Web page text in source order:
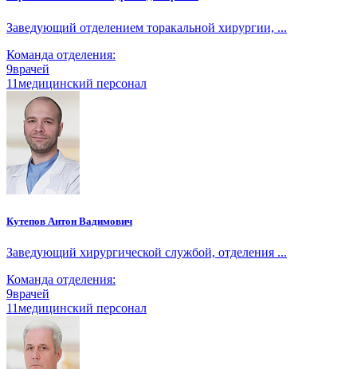
Заведующий отделением торакальной хирургии, ...
Команда отделения:
9врачей
11медицинский персонал
Кутепов Антон Вадимович
Заведующий хирургической службой, отделения ...
Команда отделения:
9врачей
11медицинский персонал